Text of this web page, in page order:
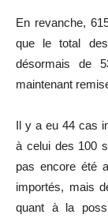
En revanche,
que le total
désormais de
maintenant
Il y a eu 44 cas
à celui des 100
pas encore été
importés, mais
quant à la